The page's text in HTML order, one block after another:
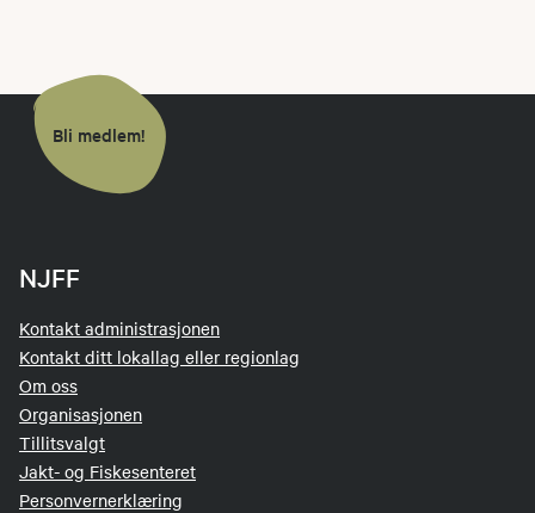
Bli medlem!
NJFF
Kontakt administrasjonen
Kontakt ditt lokallag eller regionlag
Om oss
Organisasjonen
Tillitsvalgt
Jakt- og Fiskesenteret
Personvernerklæring